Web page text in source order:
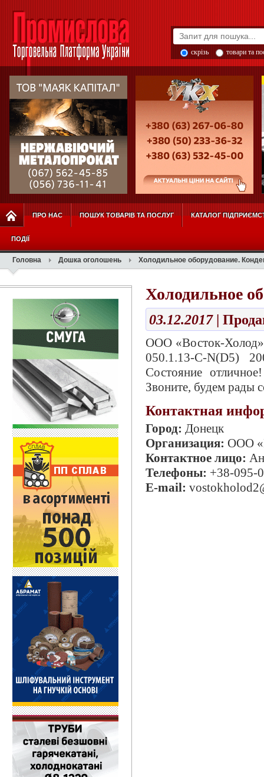
скрізь товари та
ПРО НАС ПОШУК ТОВАРІВ ТА ПОСЛУГ КАТАЛОГ
ПОДІЇ
Головна Дошка оголошень Холодильное оборудование.
Холодильное
03.12.2017|
ООО «Восток-Холод»
050.1.13-C-N(D5)
Состояние
Звоните, будем рады
Контактная
Город: Донецк
Организация: ООО
Контактное лицо:
Телефоны: +38-095-
E-mail: